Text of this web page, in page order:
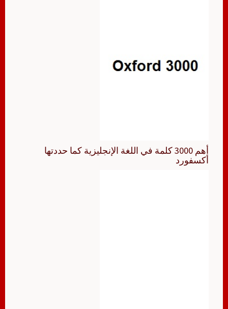
أهم 3000 كلمة في اللغة الإنجليزية كما حددتها
أكسفورد